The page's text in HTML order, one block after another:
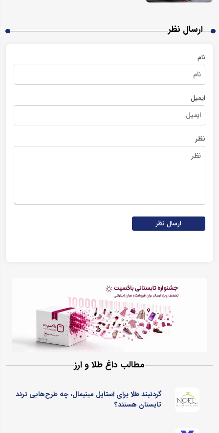
ارسال نظر
نام
ایمیل
نظر
ارسال نظر
مطالب داغ طلا و ارز
گردنبند طلا برای استایل مینیمال، چه طرح‌هایی ترند
تابستان هستند؟